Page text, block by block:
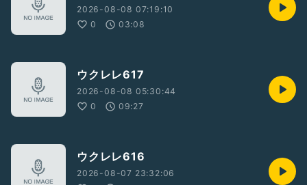
2026-08-08 07:19:10
0
03:08
ウクレレ617
2026-08-08 05:30:44
0
09:27
ウクレレ616
2026-08-07 23:32:06